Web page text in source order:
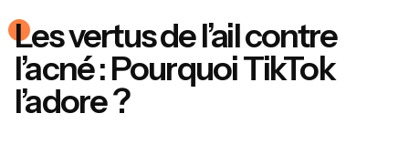
Lesvertus de l’ailcontre
l’acné : Pourquoi TikTok
l’adore ?